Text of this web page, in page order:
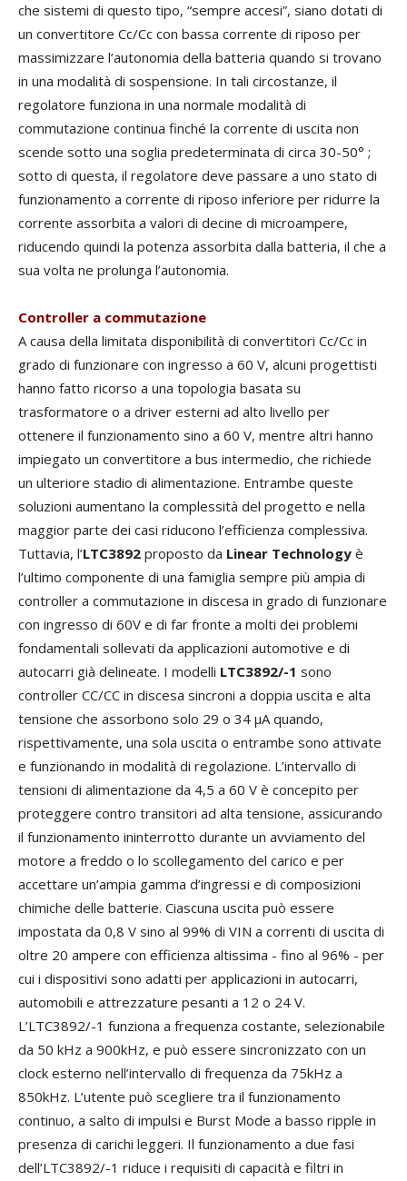
che sistemi di questo tipo, “sempre accesi”, siano dotati di
un convertitore Cc/Cc con bassa corrente di riposo per
massimizzare l’autonomia della batteria quando si trovano
in una modalità di sospensione. In tali circostanze, il
regolatore funziona in una normale modalità di
commutazione continua finché la corrente di uscita non
scende sotto una soglia predeterminata di circa 30-50° ;
sotto di questa, il regolatore deve passare a uno stato di
funzionamento a corrente di riposo inferiore per ridurre la
corrente assorbita a valori di decine di microampere,
riducendo quindi la potenza assorbita dalla batteria, il che a
sua volta ne prolunga l’autonomia.
Controller a commutazione
A causa della limitata disponibilità di convertitori Cc/Cc in
grado di funzionare con ingresso a 60 V, alcuni progettisti
hanno fatto ricorso a una topologia basata su
trasformatore o a driver esterni ad alto livello per
ottenere il funzionamento sino a 60 V, mentre altri hanno
impiegato un convertitore a bus intermedio, che richiede
un ulteriore stadio di alimentazione. Entrambe queste
soluzioni aumentano la complessità del progetto e nella
maggior parte dei casi riducono l’efficienza complessiva.
Tuttavia, l’LTC3892 proposto da Linear Technology è
l’ultimo componente di una famiglia sempre più ampia di
controller a commutazione in discesa in grado di funzionare
con ingresso di 60V e di far fronte a molti dei problemi
fondamentali sollevati da applicazioni automotive e di
autocarri già delineate. I modelli LTC3892/-1 sono
controller CC/CC in discesa sincroni a doppia uscita e alta
tensione che assorbono solo 29 o 34 µA quando,
rispettivamente, una sola uscita o entrambe sono attivate
e funzionando in modalità di regolazione. L’intervallo di
tensioni di alimentazione da 4,5 a 60 V è concepito per
proteggere contro transitori ad alta tensione, assicurando
il funzionamento ininterrotto durante un avviamento del
motore a freddo o lo scollegamento del carico e per
accettare un’ampia gamma d’ingressi e di composizioni
chimiche delle batterie. Ciascuna uscita può essere
impostata da 0,8 V sino al 99% di VIN a correnti di uscita di
oltre 20 ampere con efficienza altissima - fino al 96% - per
cui i dispositivi sono adatti per applicazioni in autocarri,
automobili e attrezzature pesanti a 12 o 24 V.
L’LTC3892/-1 funziona a frequenza costante, selezionabile
da 50 kHz a 900kHz, e può essere sincronizzato con un
clock esterno nell’intervallo di frequenza da 75kHz a
850kHz. L’utente può scegliere tra il funzionamento
continuo, a salto di impulsi e Burst Mode a basso ripple in
presenza di carichi leggeri. Il funzionamento a due fasi
dell’LTC3892/-1 riduce i requisiti di capacità e filtri in